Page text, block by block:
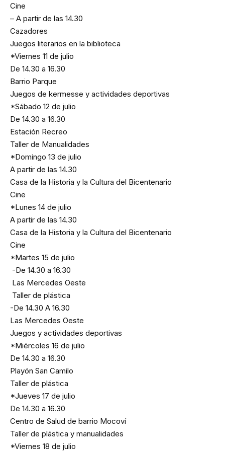
Cine
– A partir de las 14.30
Cazadores
Juegos literarios en la biblioteca
*Viernes 11 de julio
De 14.30 a 16.30
Barrio Parque
Juegos de kermesse y actividades deportivas
*Sábado 12 de julio
De 14.30 a 16.30
Estación Recreo
Taller de Manualidades
*Domingo 13 de julio
A partir de las 14.30
Casa de la Historia y la Cultura del Bicentenario
Cine
*Lunes 14 de julio
A partir de las 14.30
Casa de la Historia y la Cultura del Bicentenario
Cine
*Martes 15 de julio
-De 14.30 a 16.30
Las Mercedes Oeste
Taller de plástica
-De 14.30 A 16.30
Las Mercedes Oeste
Juegos y actividades deportivas
*Miércoles 16 de julio
De 14.30 a 16.30
Playón San Camilo
Taller de plástica
*Jueves 17 de julio
De 14.30 a 16.30
Centro de Salud de barrio Mocoví
Taller de plástica y manualidades
*Viernes 18 de julio